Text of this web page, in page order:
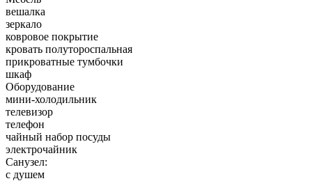
вешалка
зеркало
ковровое покрытие
кровать полутороспальная
прикроватные тумбочки
шкаф
Оборудование
мини-холодильник
телевизор
телефон
чайный набор посуды
электрочайник
Санузел:
с душем